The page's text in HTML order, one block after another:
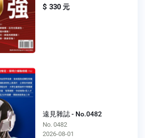
$ 330 元
遠見雜誌 - No.0482
No. 0482
2026-08-01